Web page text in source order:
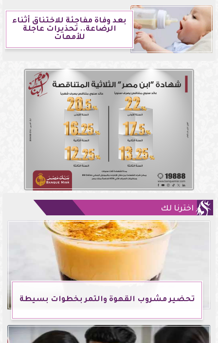
بعد وفاة مفاجئة للاختناق أثناء
الرضاعة.. تحذيرات عاجلة
للأمهات
اخترنا لك
تحضير مشروب القهوة والتمر بخطوات بسيطة